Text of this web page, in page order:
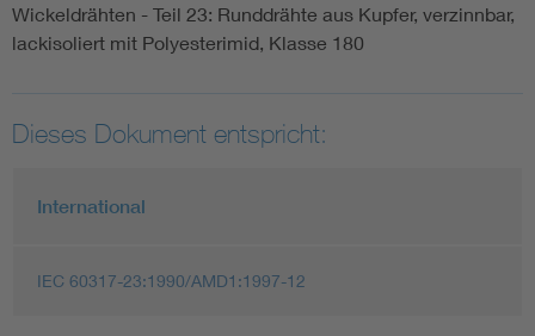
Wickeldrähten - Teil 23: Runddrähte aus Kupfer, verzinnbar,
lackisoliert mit Polyesterimid, Klasse 180
Dieses Dokument entspricht:
International
IEC 60317-23:1990/AMD1:1997-12